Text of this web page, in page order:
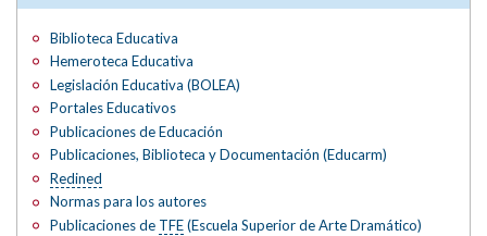
Biblioteca Educativa
Hemeroteca Educativa
Legislación Educativa (BOLEA)
Portales Educativos
Publicaciones de Educación
Publicaciones, Biblioteca y Documentación (Educarm)
Redined
Normas para los autores
Publicaciones de TFE(Escuela Superior de Arte Dramático)